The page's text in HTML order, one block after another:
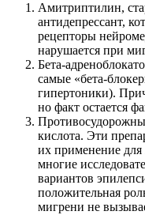
Амитриптилин,
антидепрессант,
рецепторы
нарушается при
Бета-
самые «бета-
гипертоники).
но факт остается
кислота. Эти
их применение для
многие
вариантов
положительная
мигрени не